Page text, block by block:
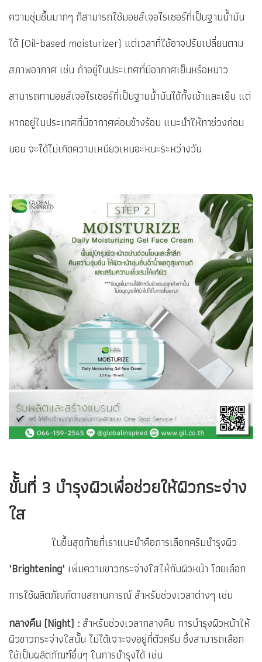
ความชุ่มชื้นมากๆ ก็สามารถใช้มอยส์เจอไรเซอร์ที่เป็นฐานน้ำมัน
ได้ (Oil-based moisturizer) แต่เวลาที่ใช้อาจปรับเปลี่ยนตาม
สภาพอากาศ เช่น ถ้าอยู่ในประเทศที่มีอากาศเย็นหรือหนาว
สามารถทามอยส์เจอไรเซอร์ที่เป็นฐานน้ำมันได้ทั้งเช้าและเย็น แต่
หากอยู่ในประเทศที่มีอากาศค่อนข้างร้อน แนะนำให้ทาช่วงก่อน
นอน จะได้ไม่เกิดความเหนียวเหนอะหนะระหว่างวัน
ขั้้นที่ 3 บำรุงผิวเพื่อช่วยให้ผิวกระจ่าง
ใส
ในขึ้นสุดท้ายที่เราแนะนำคือการเลือกครีมบำรุงผิว
'Brightening' เพิ่มความขาวกระจ่างใสให้กับผิวหน้า โดยเลือก
การใช้ผลิตภัณฑ์ตามสถานการณ์ สำหรับช่วงเวลาต่างๆ เช่น
กลางคืน (Night) : สำหรับช่วงเวลากลางคืน การบำรุงผิวหน้าให้
ผิวขาวกระจ่างใสนั้น ไม่ได้เจาะจงอยู่ที่ตัวครีม ซึ่งสามารถเลือก
ใช้เป็นผลิตภัณฑ์อื่นๆ ในการบำรุงได้ เช่น